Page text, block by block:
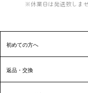
※休業日は発送致しませ
初めての方へ
返品・交換